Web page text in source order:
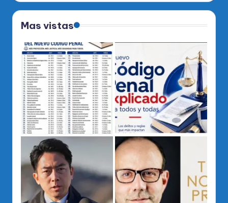
Mas vistas